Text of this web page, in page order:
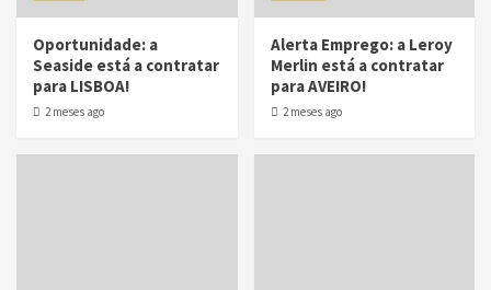
Oportunidade: a
Seaside está a contratar
para LISBOA!
2 meses ago
Alerta Emprego: a Leroy
Merlin está a contratar
para AVEIRO!
2 meses ago